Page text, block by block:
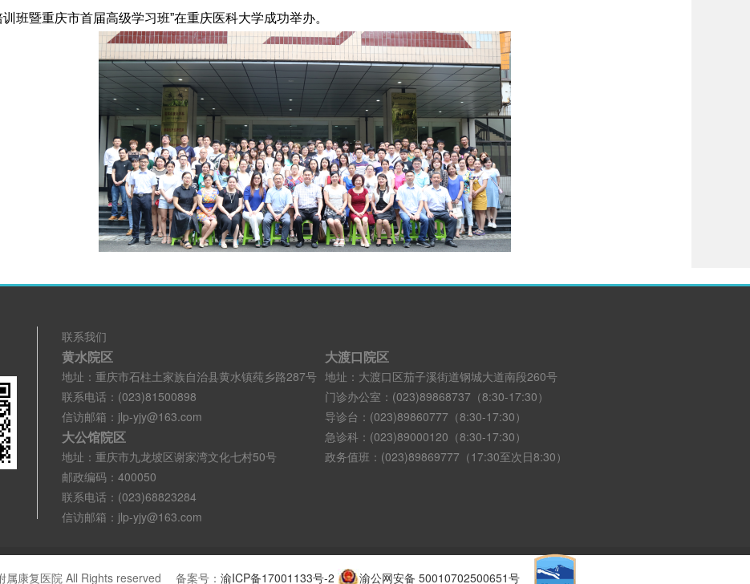
班暨重庆市首届高级学习班”在重庆医科大学成功举办。
联系我们
黄水院区
地址：重庆市石柱土家族自治县黄水镇莼乡路287号
联系电话：(023)81500898
信访邮箱：jlp-yjy@163.com
大公馆院区
地址：重庆市九龙坡区谢家湾文化七村50号
邮政编码：400050
联系电话：(023)68823284
信访邮箱：jlp-yjy@163.com
大渡口院区
地址：大渡口区茄子溪街道钢城大道南段260号
门诊办公室：(023)89868737（8:30-17:30）
导诊台：(023)89860777（8:30-17:30）
急诊科：(023)89000120（8:30-17:30）
政务值班：(023)89869777（17:30至次日8:30）
属康复医院 All Rights reserved 备案号： 渝ICP备17001133号-2 渝公网安备 50010702500651号